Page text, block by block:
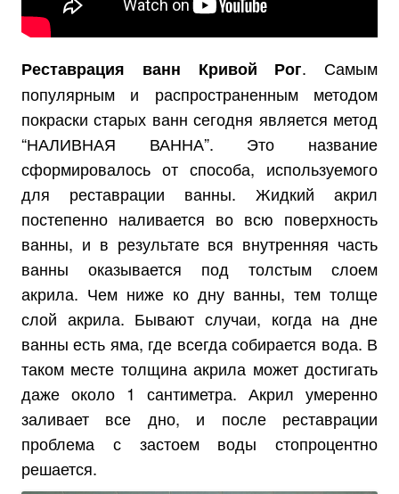
Реставрация ванн Кривой Рог. Самым
популярным и распространенным методом
покраски старых ванн сегодня является метод
“НАЛИВНАЯ ВАННА”. Это название
сформировалось от способа, используемого
для реставрации ванны. Жидкий акрил
постепенно наливается во всю поверхность
ванны, и в результате вся внутренняя часть
ванны оказывается под толстым слоем
акрила. Чем ниже ко дну ванны, тем толще
слой акрила. Бывают случаи, когда на дне
ванны есть яма, где всегда собирается вода. В
таком месте толщина акрила может достигать
даже около 1 сантиметра. Акрил умеренно
заливает все дно, и после реставрации
проблема с застоем воды стопроцентно
решается.